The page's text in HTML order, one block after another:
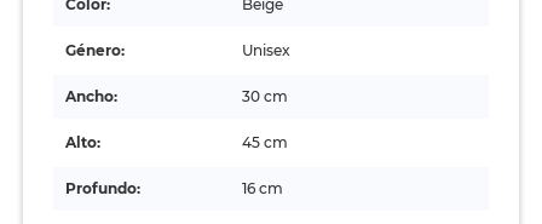
Color: Beige
Género: Unisex
Ancho: 30 cm
Alto: 45 cm
Profundo: 16 cm